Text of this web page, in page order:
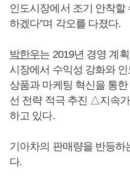
인도시장에서 조기 안착
하겠다”며 각오를 다졌다.
박한우는 2019년 경영 계
시장에서 수익성 강화와
상품과 마케팅 혁신을 통
선 전략 적극 추진 △지속
하고 있다.
기아차의 판매량을 반등하
다.